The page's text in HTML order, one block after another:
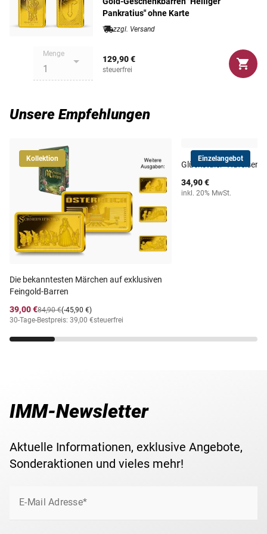
Pankratius" ohne Karte
zzgl. Versand
Menge
129,90 €
steuerfrei
Unsere Empfehlungen
Kollektion
Die bekanntesten Märchen auf exklusiven
Feingold-Barren
39,00 €
(-45,90 €)
84,90 €
30-Tage-Bestpreis: 39,00 €steuerfrei
Einzelangebot
Glückstaler "Hufeisen"
34,90 €
inkl. 20% MwSt.
IMM-Newsletter
Aktuelle Informationen, exklusive Angebote,
Sonderaktionen und vieles mehr!
E-Mail Adresse*